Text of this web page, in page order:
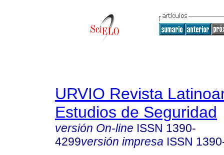
URVIO Revista
Estudios de Seguridad
versión On-line ISSN 1390-
4299versión impresa ISSN